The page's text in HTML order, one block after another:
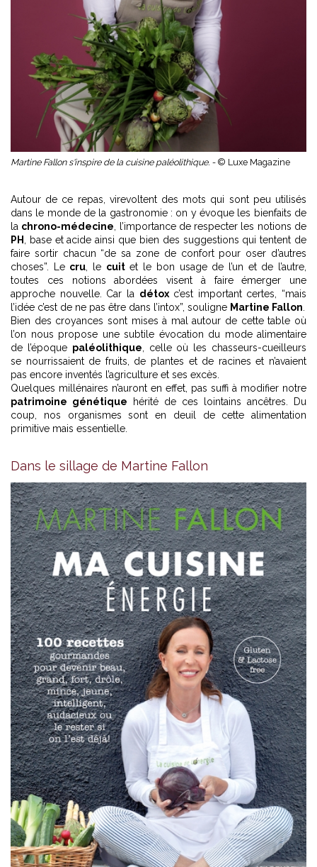
Martine Fallon s'inspire de la cuisine paléolithique. - © Luxe Magazine
Autour de ce repas, virevoltent des mots qui sont peu utilisés
dans le monde de la gastronomie : on y évoque les bienfaits de
la chrono-médecine , l’importance de respecter les notions de
PH
, base et acide ainsi que bien des suggestions qui tentent de
faire sortir chacun “de sa zone de confort pour oser d’autres
choses”. Le cru , le cuitet le bon usage de l’un et de l’autre,
toutes ces notions abordées visent à faire émerger une
approche nouvelle. Car la détoxc’est important certes, “mais
l’idée c’est de ne pas être dans l’intox”, souligne Martine Fallon
Bien des croyances sont mises à mal autour de cette table où
l’on nous propose une subtile évocation du mode alimentaire
de l’époque paléolithique , celle où les chasseurs-cueilleurs
se nourrissaient de fruits, de plantes et de racines et n’avaient
pas encore inventés l’agriculture et ses excès.
Quelques millénaires n’auront en effet, pas suffi à modifier notre
patrimoine génétique hérité de ces lointains ancêtres. Du
coup, nos organismes sont en deuil de cette alimentation
primitive mais essentielle.
Dans le sillage de Martine Fallon